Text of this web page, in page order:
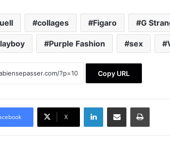
collages Figaro G
Purple Fashion sex
Copy URL
X